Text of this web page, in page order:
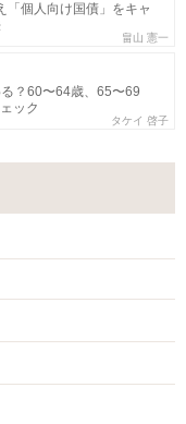
「個人向け国債」をキャ
畠山 憲一
？60〜64歳、65〜69
ック
タケイ 啓子